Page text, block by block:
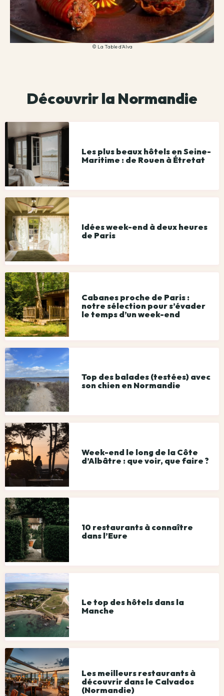
© La Table d'Alva
Découvrir la Normandie
Les plus beaux hôtels en Seine-
Maritime : de Rouen à Étretat
Idées week-end à deux heures
de Paris
Cabanes proche de Paris :
notre sélection pour s’évader
le temps d’un week-end
Top des balades (testées) avec
son chien en Normandie
Week-end le long de la Côte
d’Albâtre : que voir, que faire ?
10 restaurants à connaître
dans l’Eure
Le top des hôtels dans la
Manche
Les meilleurs restaurants à
découvrir dans le Calvados
(Normandie)